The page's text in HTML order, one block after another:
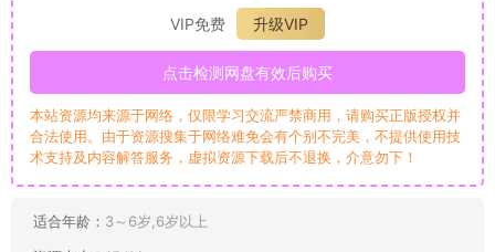
VIP免费
升级VIP
点击检测网盘有效后购买
本站资源均来源于网络，仅限学习交流严禁商用，请购买正版授权并
合法使用。由于资源搜集于网络难免会有个别不完美，不提供使用技
术支持及内容解答服务，虚拟资源下载后不退换，介意勿下！
适合年龄： 3～6岁,6岁以上